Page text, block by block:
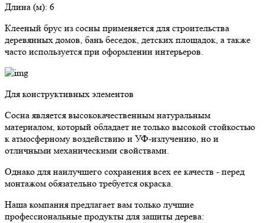
Длина (м): 6
Клееный брус из сосны применяется для строительства
деревянных домов, бань беседок, детских площадок, а также
часто используется при оформлении интерьеров.
Для конструктивных элементов
Сосна является высококачественным натуральным
материалом, который обладает не только высокой стойкостью
к атмосферному воздействию и УФ-излучению, но и
отличными механическими свойствами.
Однако для наилучшего сохранения всех ее качеств - перед
монтажом обязательно требуется окраска.
Наша компания предлагает вам только лучшие
профессиональные продукты для защиты дерева: